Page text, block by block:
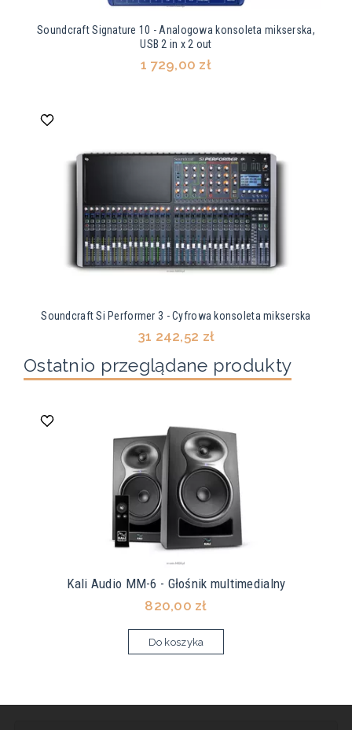
Soundcraft Signature 10 - Analogowa konsoleta mikserska,
USB 2 in x 2 out
1 729,00 zł
Soundcraft Si Performer 3 - Cyfrowa konsoleta mikserska
31 242,52 zł
Ostatnio przeglądane produkty
Kali Audio MM-6 - Głośnik multimedialny
820,00 zł
Do koszyka